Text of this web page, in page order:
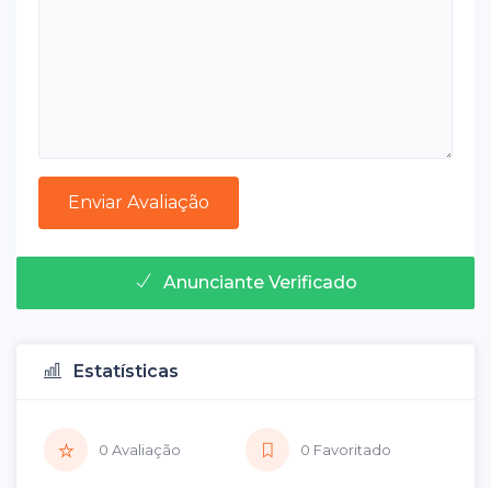
Anunciante Verificado
Estatísticas
0 Avaliação 0 Favoritado